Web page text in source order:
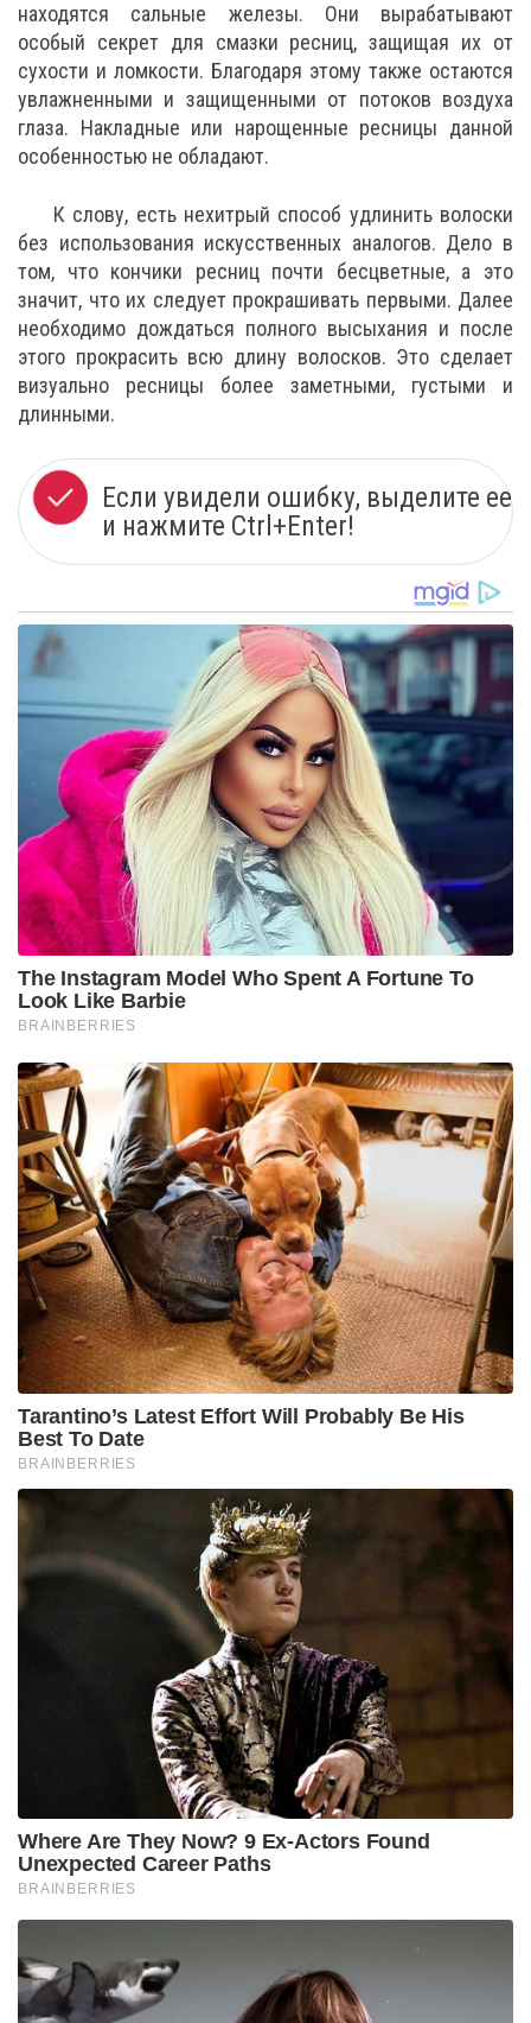
находятся сальные железы. Они вырабатывают
особый секрет для смазки ресниц, защищая их от
сухости и ломкости. Благодаря этому также остаются
увлажненными и защищенными от потоков воздуха
глаза. Накладные или нарощенные ресницы данной
особенностью не обладают.
К слову, есть нехитрый способ удлинить волоски
без использования искусственных аналогов. Дело в
том, что кончики ресниц почти бесцветные, а это
значит, что их следует прокрашивать первыми. Далее
необходимо дождаться полного высыхания и после
этого прокрасить всю длину волосков. Это сделает
визуально ресницы более заметными, густыми и
длинными.
Если увидели ошибку, выделите ее
и нажмите Ctrl+Enter!
The Instagram Model Who Spent A Fortune To
Look Like Barbie
BRAINBERRIES
Tarantino’s Latest Effort Will Probably Be His
Best To Date
BRAINBERRIES
Where Are They Now? 9 Ex-Actors Found
Unexpected Career Paths
BRAINBERRIES